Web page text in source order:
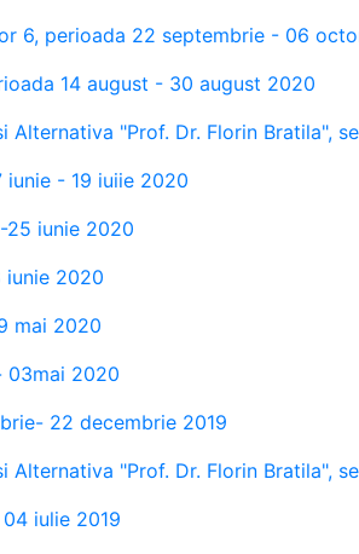
6, perioada 22 septembrie - 06
14 august - 30 august 2020
"Prof. Dr. Florin Bratila",
iunie - 19 iuiie 2020
25 iunie 2020
iunie 2020
mai 2020
03mai 2020
22 decembrie 2019
"Prof. Dr. Florin Bratila",
iulie 2019